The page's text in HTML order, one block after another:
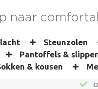
Steunzolen
Pantoffels &
& kousen
dezelfde dag verzonden